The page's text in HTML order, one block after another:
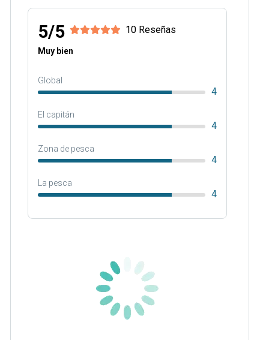
5/5 10 Reseñas
Muy bien
Global
4
El capitán
4
Zona de pesca
4
La pesca
4